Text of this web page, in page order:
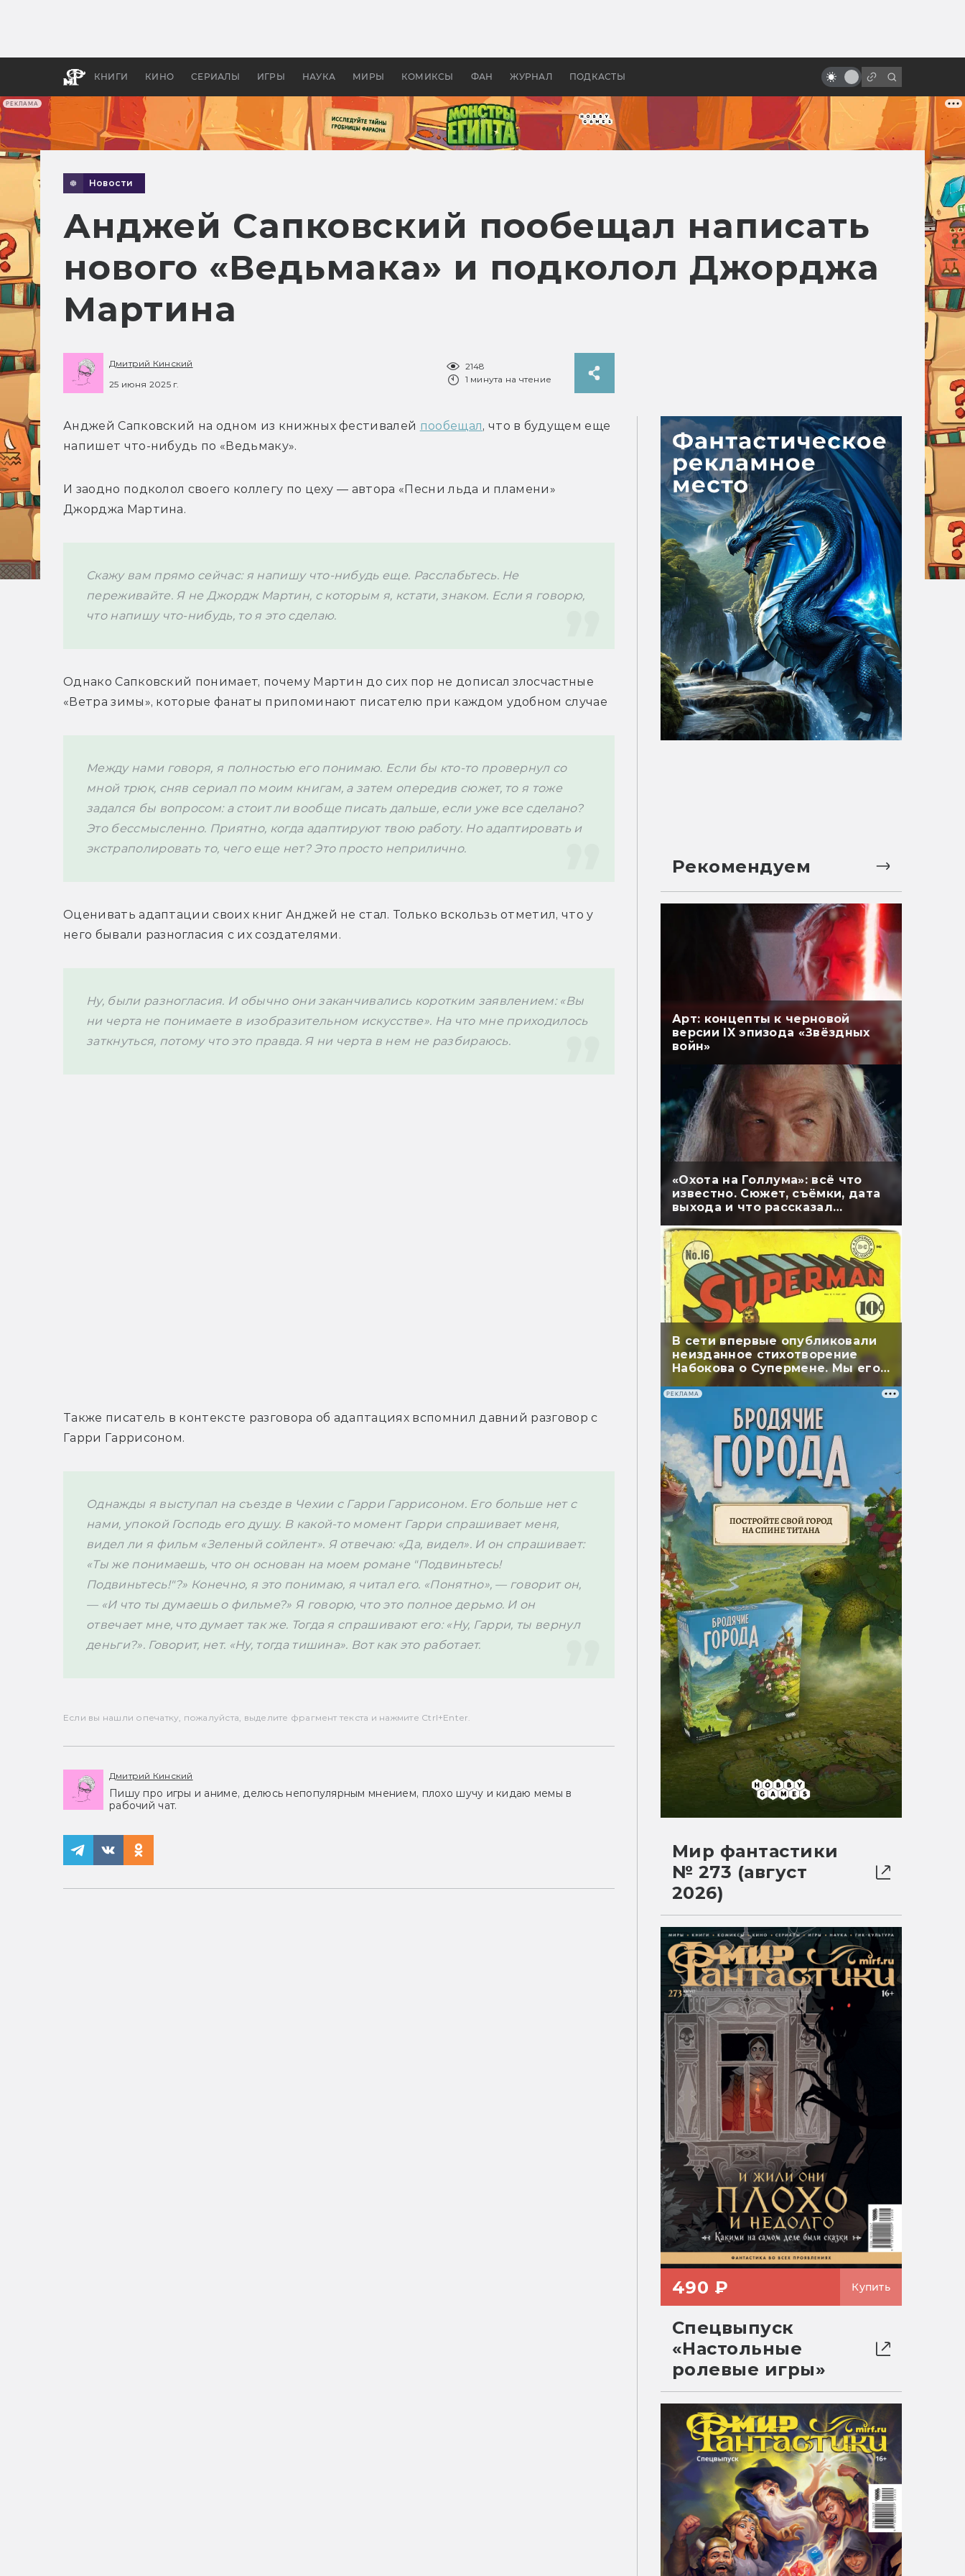
РЕКЛАМА
КНИГИ КИНО СЕРИАЛЫ ИГРЫ НАУКА МИРЫ КОМИКСЫ ФАН ЖУРНАЛ ПОДКАСТЫ
апокалипсис, в России —
бы «Властелина колец»
Алиса, «Перевал» и другие
Новости
Анджей Сапковский пообещал написать
нового «Ведьмака» и подколол Джорджа
Мартина
Дмитрий Кинский
25 июня 2025 г.
2148
1 минута на чтение
Анджей Сапковский на одном из книжных фестивалей пообещал, что в будущем еще
напишет что-нибудь по «Ведьмаку».
И заодно подколол своего коллегу по цеху — автора «Песни льда и пламени»
Джорджа Мартина.
Скажу вам прямо сейчас: я напишу что-нибудь еще. Расслабьтесь. Не
переживайте. Я не Джордж Мартин, с которым я, кстати, знаком. Если я говорю,
что напишу что-нибудь, то я это сделаю.
Однако Сапковский понимает, почему Мартин до сих пор не дописал злосчастные
«Ветра зимы», которые фанаты припоминают писателю при каждом удобном случае
Между нами говоря, я полностью его понимаю. Если бы кто-то провернул со
мной трюк, сняв сериал по моим книгам, а затем опередив сюжет, то я тоже
задался бы вопросом: а стоит ли вообще писать дальше, если уже все сделано?
Это бессмысленно. Приятно, когда адаптируют твою работу. Но адаптировать и
экстраполировать то, чего еще нет? Это просто неприлично.
Оценивать адаптации своих книг Анджей не стал. Только вскользь отметил, что у
него бывали разногласия с их создателями.
Ну, были разногласия. И обычно они заканчивались коротким заявлением: «Вы
ни черта не понимаете в изобразительном искусстве». На что мне приходилось
заткнуться, потому что это правда. Я ни черта в нем не разбираюсь.
Также писатель в контексте разговора об адаптациях вспомнил давний разговор с
Гарри Гаррисоном.
Однажды я выступал на съезде в Чехии с Гарри Гаррисоном. Его больше нет с
нами, упокой Господь его душу. В какой-то момент Гарри спрашивает меня,
видел ли я фильм «Зеленый сойлент». Я отвечаю: «Да, видел». И он спрашивает:
«Ты же понимаешь, что он основан на моем романе "Подвиньтесь!
Подвиньтесь!"?» Конечно, я это понимаю, я читал его. «Понятно», — говорит он,
— «И что ты думаешь о фильме?» Я говорю, что это полное дерьмо. И он
отвечает мне, что думает так же. Тогда я спрашивают его: «Ну, Гарри, ты вернул
деньги?». Говорит, нет. «Ну, тогда тишина». Вот как это работает.
Если вы нашли опечатку, пожалуйста, выделите фрагмент текста и нажмите Ctrl+Enter.
Дмитрий Кинский
Пишу про игры и аниме, делюсь непопулярным мнением, плохо шучу и кидаю мемы в
рабочий чат.
Рекомендуем
Арт: концепты к черновой
версии IX эпизода «Звёздных
войн»
«Охота на Голлума»: всё что
известно. Сюжет, съёмки, дата
выхода и что рассказал
В сети впервые опубликовали
неизданное стихотворение
Набокова о Супермене. Мы его
перевели
РЕКЛАМА
Мир фантастики
№ 273 (август
2026)
490 ₽ Купить
Спецвыпуск
«Настольные
ролевые игры»